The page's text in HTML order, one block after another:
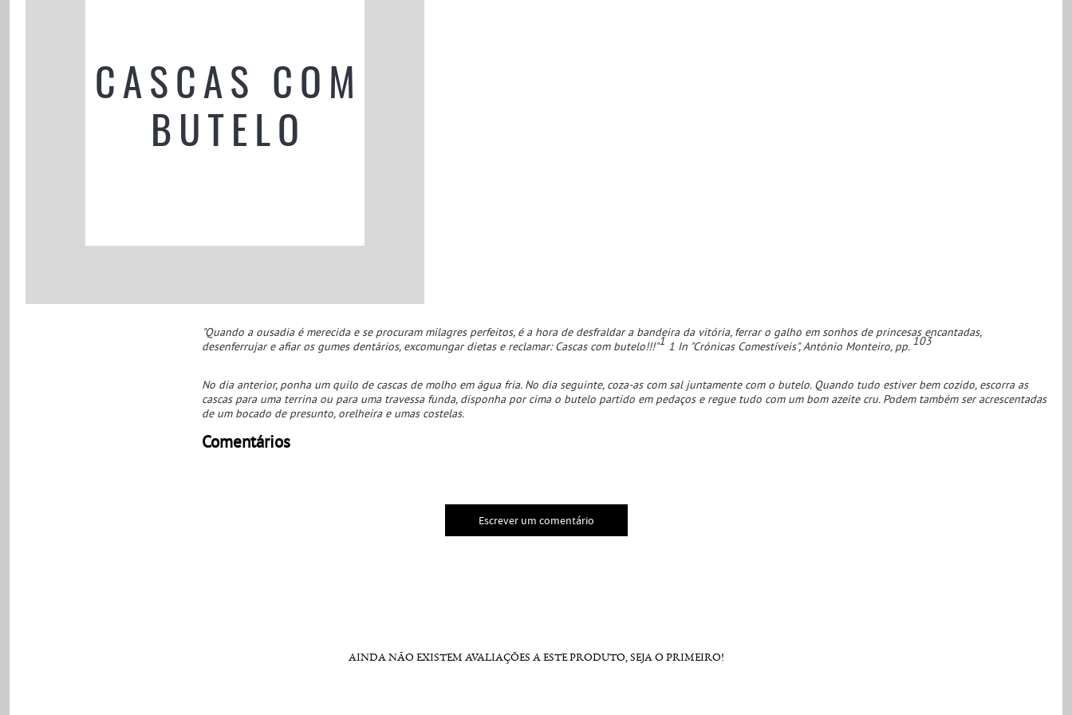
"Quando a ousadia é merecida e se procuram milagres perfeitos, é a hora de desfraldar a bandeira da vitória, ferrar o galho em sonhos de princesas encantadas,
desenferrujar e afiar os gumes dentários, excomungar dietas e reclamar: Cascas com butelo!!!"1 1 In "Crónicas Comestíveis", António Monteiro, pp.103
No dia anterior, ponha um quilo de cascas de molho em água fria. No dia seguinte, coza-as com sal juntamente com o butelo. Quando tudo estiver bem cozido, escorra as
cascas para uma terrina ou para uma travessa funda, disponha por cima o butelo partido em pedaços e regue tudo com um bom azeite cru. Podem também ser acrescentadas
de um bocado de presunto, orelheira e umas costelas.
Comentários
Escrever um comentário
AINDA NÃO EXISTEM AVALIAÇÕES A ESTE PRODUTO, SEJA O PRIMEIRO!